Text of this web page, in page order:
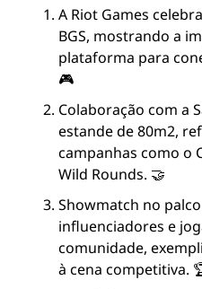
A Riot Games
BGS, mostrando a
plataforma para
🎮
Colaboração com a
estande de 80m2,
campanhas como o
Wild Rounds. 🤝
Showmatch no
influenciadores e
comunidade,
à cena competitiva.